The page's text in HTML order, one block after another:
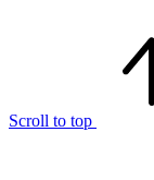
Scroll to top